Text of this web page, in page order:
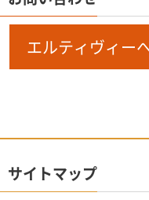
エルティヴィー
サイトマップ